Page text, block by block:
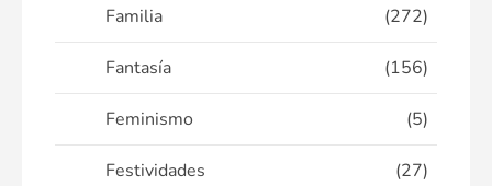
Familia (272)
Fantasía (156)
Feminismo (5)
Festividades (27)